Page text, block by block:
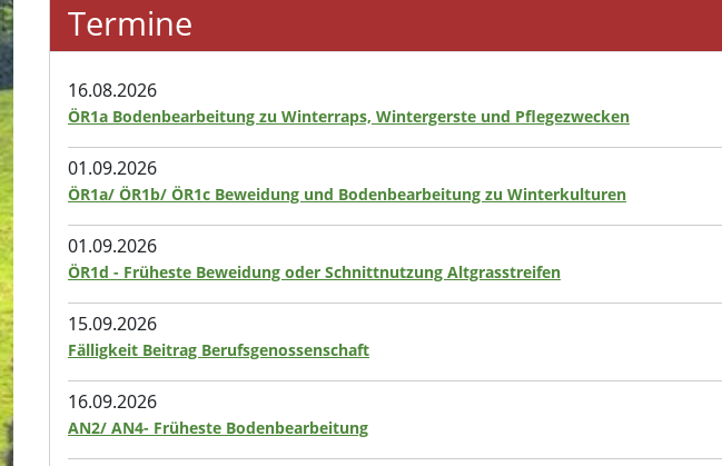
Termine
16.08.2026
ÖR1a Bodenbearbeitung zu Winterraps, Wintergerste und Pflegezwecken
01.09.2026
ÖR1a/ ÖR1b/ ÖR1c Beweidung und Bodenbearbeitung zu Winterkulturen
01.09.2026
ÖR1d - Früheste Beweidung oder Schnittnutzung Altgrasstreifen
15.09.2026
Fälligkeit Beitrag Berufsgenossenschaft
16.09.2026
AN2/ AN4- Früheste Bodenbearbeitung